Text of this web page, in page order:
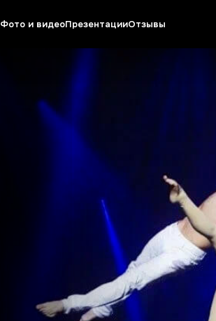
Фото и видеоПрезентацииОтзывы